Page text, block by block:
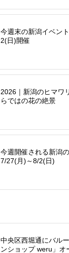
今週末の新潟イベン
2(日)開催
2026｜新潟のヒマ
らではの花の絶景
今週開催される新潟
7/27(月)～8/2(日)
中央区西堀通にバル
ンショップ weru」オ